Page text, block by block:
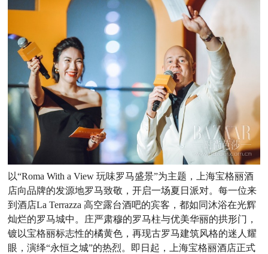
以“Roma With a View 玩味罗马盛景”为主题，上海宝格丽酒
店向品牌的发源地罗马致敬，开启一场夏日派对。每一位来
到酒店La Terrazza 高空露台酒吧的宾客，都如同沐浴在光辉
灿烂的罗马城中。庄严肃穆的罗马柱与优美华丽的拱形门，
镀以宝格丽标志性的橘黄色，再现古罗马建筑风格的迷人耀
眼，演绎“永恒之城”的热烈。即日起，上海宝格丽酒店正式